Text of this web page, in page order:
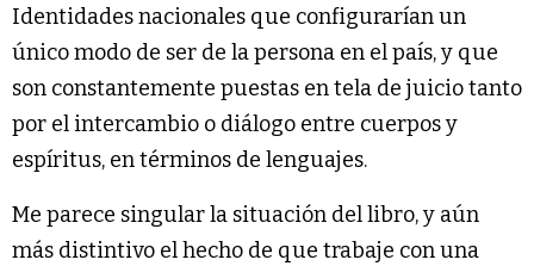
Identidades nacionales que configurarían un
único modo de ser de la persona en el país, y que
son constantemente puestas en tela de juicio tanto
por el intercambio o diálogo entre cuerpos y
espíritus, en términos de lenguajes.
Me parece singular la situación del libro, y aún
más distintivo el hecho de que trabaje con una